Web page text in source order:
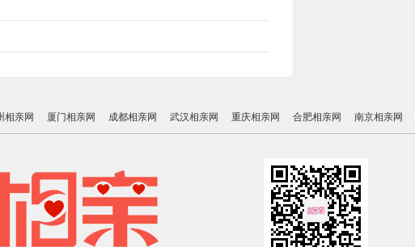
相亲网 厦门相亲网 成都相亲网 武汉相亲网 重庆相亲网 合肥相亲网 南京相亲网